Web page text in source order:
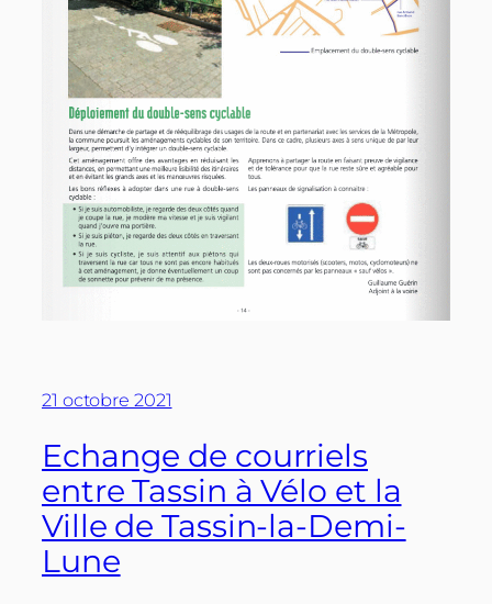
21 octobre 2021
Echange de courriels
entre Tassin à Vélo et la
Ville de Tassin-la-Demi-
Lune